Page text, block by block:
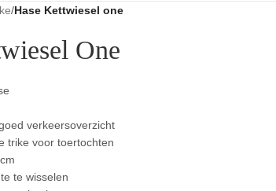
/Hase Kettwiesel one
One
verkeersoverzicht
trike voor toertochten
te wisselen